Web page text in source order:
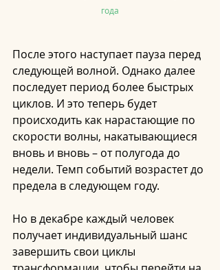
года
После этого наступает пауза перед
следующей волной. Однако далее
последует период более быстрых
циклов. И это теперь будет
происходить как нарастающие по
скорости волны, накатывающиеся
вновь и вновь – от полугода до
недели. Темп событий возрастет до
предела в следующем году.
Но в декабре каждый человек
получает индивидуальный шанс
завершить свои циклы